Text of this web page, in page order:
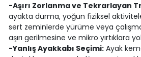
-Aşırı Zorlanma ve Tekrarlayan
ayakta durma, yoğun fiziksel
sert zeminlerde yürüme veya
aşırı gerilmesine ve mikro yırtıklara
-Yanlış Ayakkabı Seçimi:Ayak